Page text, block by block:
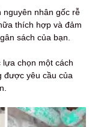
nguyên nhân gốc rễ
thích hợp và đảm
sách của bạn.
chọn một cách
được yêu cầu của